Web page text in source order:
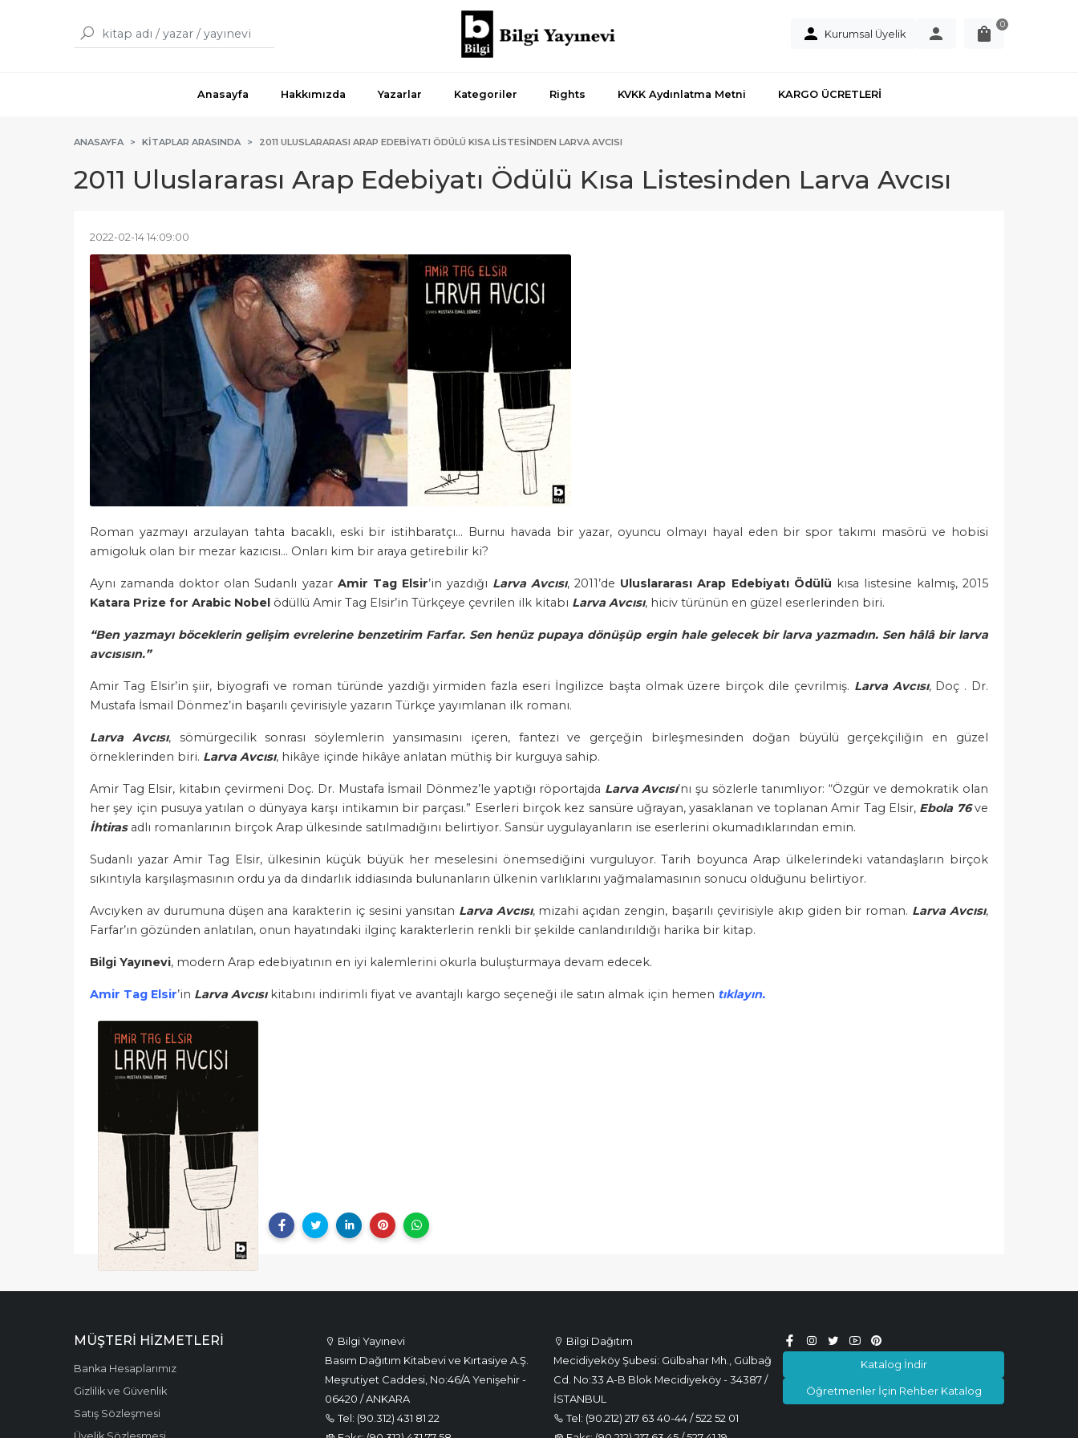
Kurumsal Üyelik
0
Anasayfa Hakkımızda Yazarlar Kategoriler Rights KVKK Aydınlatma Metni KARGO ÜCRETLERİ
ANASAYFA KITAPLAR ARASINDA 2011 ULUSLARARASI ARAP EDEBIYATI ÖDÜLÜ KISA LISTESINDEN LARVA AVCISI
2011 Uluslararası Arap Edebiyatı Ödülü Kısa Listesinden Larva Avcısı
2022-02-14 14:09:00
Roman yazmayı arzulayan tahta bacaklı, eski bir istihbaratçı… Burnu havada bir yazar, oyuncu olmayı hayal eden bir spor takımı masörü ve hobisi
amigoluk olan bir mezar kazıcısı… Onları kim bir araya getirebilir ki?
Aynı zamanda doktor olan Sudanlı yazar Amir Tag Elsir’in yazdığı Larva Avcısı, 2011’de Uluslararası Arap Edebiyatı Ödülü kısa listesine kalmış, 2015
Katara Prize for Arabic Nobel ödüllü Amir Tag Elsir’in Türkçeye çevrilen ilk kitabı Larva Avcısı, hiciv türünün en güzel eserlerinden biri.
“Ben yazmayı böceklerin gelişim evrelerine benzetirim Farfar. Sen henüz pupaya dönüşüp ergin hale gelecek bir larva yazmadın. Sen hâlâ bir larva
avcısısın.”
Amir Tag Elsir’in şiir, biyografi ve roman türünde yazdığı yirmiden fazla eseri İngilizce başta olmak üzere birçok dile çevrilmiş. Larva Avcısı, Doç . Dr.
Mustafa İsmail Dönmez’in başarılı çevirisiyle yazarın Türkçe yayımlanan ilk romanı.
Larva Avcısı, sömürgecilik sonrası söylemlerin yansımasını içeren, fantezi ve gerçeğin birleşmesinden doğan büyülü gerçekçiliğin en güzel
örneklerinden biri. Larva Avcısı, hikâye içinde hikâye anlatan müthiş bir kurguya sahip.
Amir Tag Elsir, kitabın çevirmeni Doç. Dr. Mustafa İsmail Dönmez’le yaptığı röportajda Larva Avcısı’nı şu sözlerle tanımlıyor: “Özgür ve demokratik olan
her şey için pusuya yatılan o dünyaya karşı intikamın bir parçası.” Eserleri birçok kez sansüre uğrayan, yasaklanan ve toplanan Amir Tag Elsir, Ebola 76ve
İhtiras adlı romanlarının birçok Arap ülkesinde satılmadığını belirtiyor. Sansür uygulayanların ise eserlerini okumadıklarından emin.
Sudanlı yazar Amir Tag Elsir, ülkesinin küçük büyük her meselesini önemsediğini vurguluyor. Tarih boyunca Arap ülkelerindeki vatandaşların birçok
sıkıntıyla karşılaşmasının ordu ya da dindarlık iddiasında bulunanların ülkenin varlıklarını yağmalamasının sonucu olduğunu belirtiyor.
Avcıyken av durumuna düşen ana karakterin iç sesini yansıtan Larva Avcısı, mizahi açıdan zengin, başarılı çevirisiyle akıp giden bir roman. Larva Avcısı,
Farfar’ın gözünden anlatılan, onun hayatındaki ilginç karakterlerin renkli bir şekilde canlandırıldığı harika bir kitap.
Bilgi Yayınevi, modern Arap edebiyatının en iyi kalemlerini okurla buluşturmaya devam edecek.
Amir Tag Elsir’in Larva Avcısıkitabını indirimli fiyat ve avantajlı kargo seçeneği ile satın almak için hemen tıklayın.
Bilgi Yayınevi
Basım Dağıtım Kitabevi ve Kırtasiye A.Ş.
Meşrutiyet Caddesi, No:46/A Yenişehir -
06420 / ANKARA
Tel: (90.312) 431 81 22
Bilgi Dağıtım
Mecidiyeköy Şubesi: Gülbahar Mh., Gülbağ
Cd. No:33 A-B Blok Mecidiyeköy - 34387 /
İSTANBUL
Tel: (90.212) 217 63 40-44 / 522 52 01
Katalog İndir
Öğretmenler İçin Rehber Katalog
MÜŞTERI HIZMETLERI
Banka Hesaplarımız
Gizlilik ve Güvenlik
Satış Sözleşmesi